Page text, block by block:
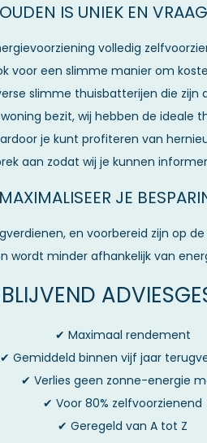
IS UNIEK EN
volledig
voor een slimme manier om
slimme thuisbatterijen die
bezit, wij hebben de
je kunt profiteren van
aan zodat wij je kunnen
MAXIMALISEER JE
en voorbereid zijn op
wordt minder afhankelijk van
✔ Maximaal rendement
✔ Gemiddeld binnen vijf jaar
✔ Verlies geen zonne-energie
✔ Voor 80% zelfvoorzienend
✔ Geregeld van A tot Z